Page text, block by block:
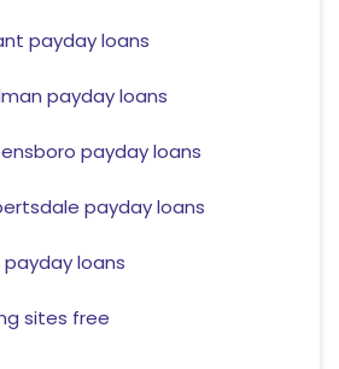
payday loans
payday loans
payday loans
payday loans
loans
sites free